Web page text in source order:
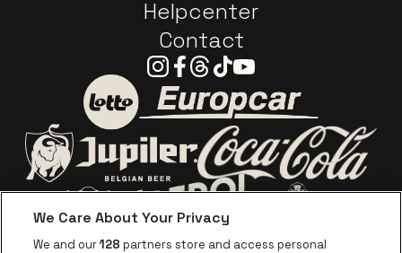
Helpcenter
Contact
Instagram
Facebook
Threads
TiktokYoutube
Visitez le site de Lotto
Visitez le site de
Visitez le site de Jupiler Visitez le site de
Visitez le site de Red Bull
Visitez le site de Le logo de
We Care About Your Privacy
We and our128 partners store and access personal